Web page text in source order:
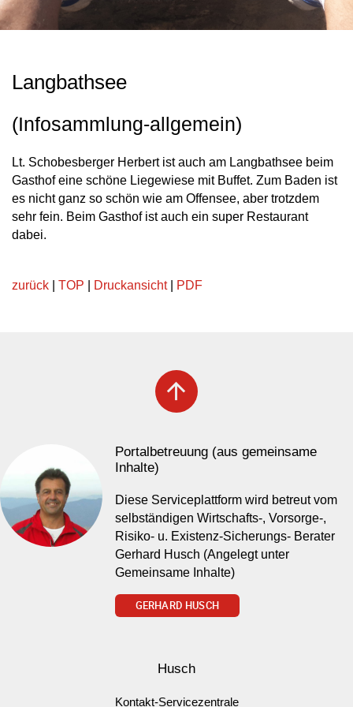
Langbathsee
(Infosammlung-allgemein)
Lt. Schobesberger Herbert ist auch am Langbathsee beim
Gasthof eine schöne Liegewiese mit Buffet. Zum Baden ist
es nicht ganz so schön wie am Offensee, aber trotzdem
sehr fein. Beim Gasthof ist auch ein super Restaurant
dabei.
zurück TOP Druckansicht| PDF
arrow_upward
Portalbetreuung (aus gemeinsame
Inhalte)
Diese Serviceplattform wird betreut vom
selbständigen Wirtschafts-, Vorsorge-,
Risiko- u. Existenz-Sicherungs- Berater
Gerhard Husch (Angelegt unter
Gemeinsame Inhalte)
GERHARD HUSCH
Husch
Kontakt-Servicezentrale